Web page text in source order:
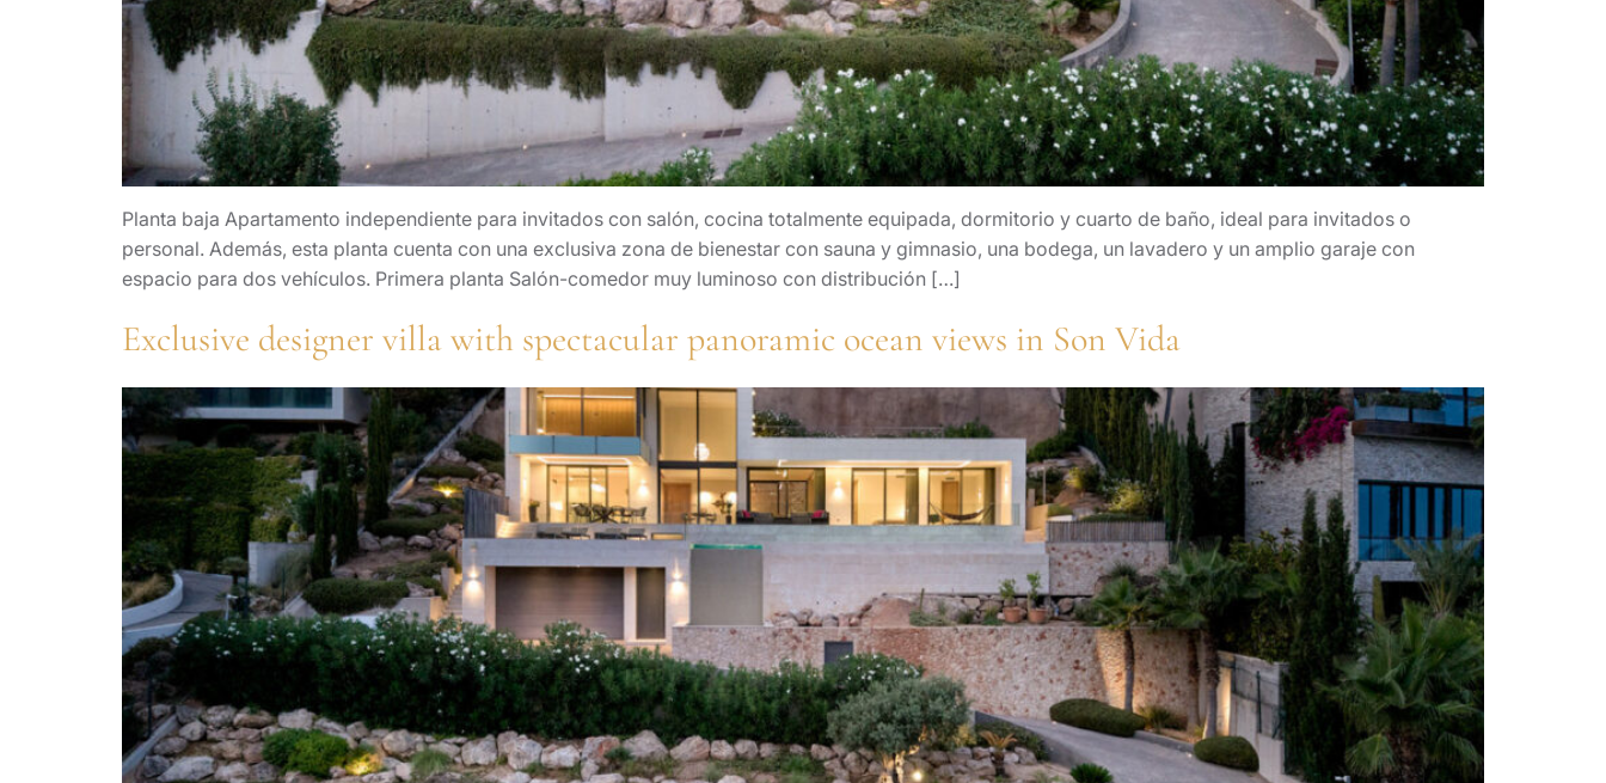
Planta baja Apartamento independiente para invitados con salón, cocina totalmente equipada, dormitorio y cuarto de baño, ideal para invitados o
personal. Además, esta planta cuenta con una exclusiva zona de bienestar con sauna y gimnasio, una bodega, un lavadero y un amplio garaje con
espacio para dos vehículos. Primera planta Salón-comedor muy luminoso con distribución […]
Exclusive designer villa with spectacular panoramic ocean views in Son Vida